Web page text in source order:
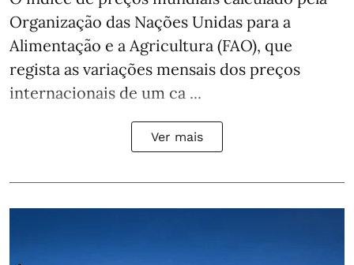
Organização das Nações Unidas para a
Alimentação e a Agricultura (FAO), que
regista as variações mensais dos preços
internacionais de um ca ...
Ver mais